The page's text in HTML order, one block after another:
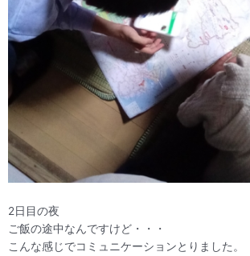
2日目の夜
ご飯の途中なんですけど・・・
こんな感じでコミュニケーションとりました。